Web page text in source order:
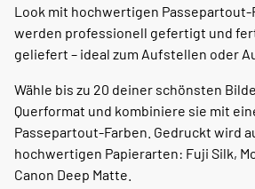
Look mit hochwertigen Passepartout-
werden professionell gefertigt und
geliefert – ideal zum Aufstellen oder
Wähle bis zu 20 deiner schönsten
Querformat und kombiniere sie mit
Passepartout-Farben. Gedruckt wird
hochwertigen Papierarten: Fuji Silk,
Canon Deep Matte.